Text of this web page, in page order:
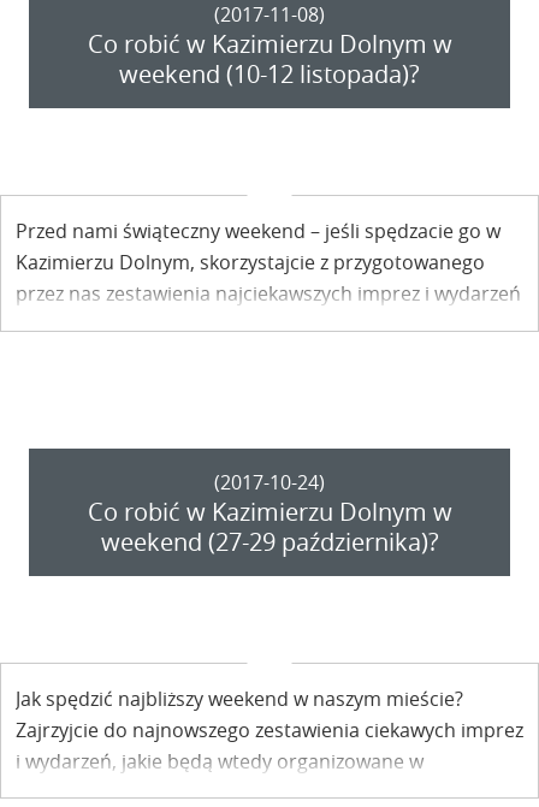
(2017-11-08)
Co robić w Kazimierzu Dolnym w
weekend (10-12 listopada)?
Przed nami świąteczny weekend – jeśli spędzacie go w
Kazimierzu Dolnym, skorzystajcie z przygotowanego
przez nas zestawienia najciekawszych imprez i wydarzeń
w mieście. Już teraz zobaczcie, co będzie się działo w tym
(2017-10-24)
Co robić w Kazimierzu Dolnym w
weekend (27-29 października)?
Jak spędzić najbliższy weekend w naszym mieście?
Zajrzyjcie do najnowszego zestawienia ciekawych imprez
i wydarzeń, jakie będą wtedy organizowane w
Kazimierzu.